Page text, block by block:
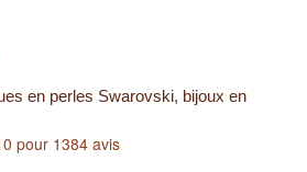
en perles Swarovski, bijoux en
pour 1384 avis